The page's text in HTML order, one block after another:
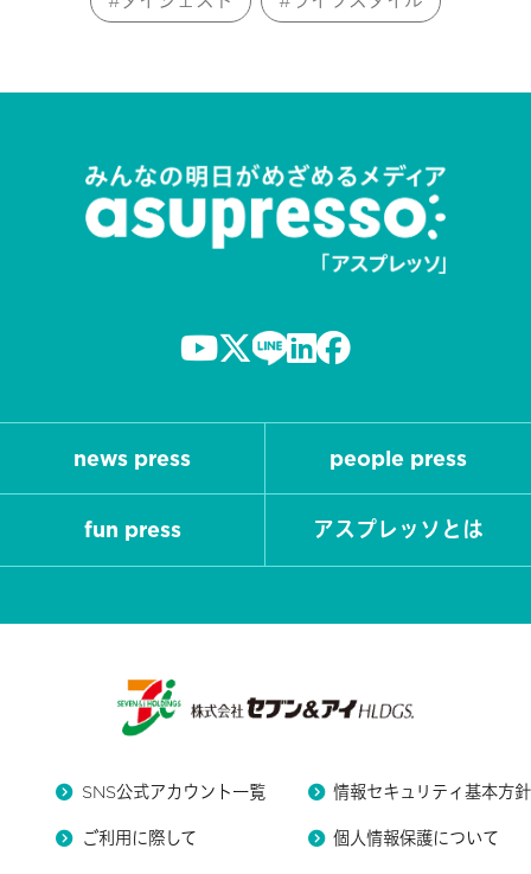
news press people press
fun press アスプレッソとは
SNS公式アカウント一覧 情報セキュリティ基本方針
ご利用に際して 個人情報保護について